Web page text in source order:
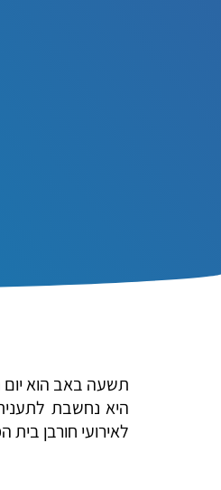
תשעה באב הוא יום
היא נחשבת
לאירועי חורבן